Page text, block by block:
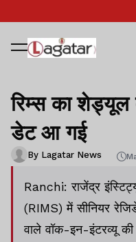
रिम्स का शेड्यूल
डेट आ गई
By Lagatar News
Ranchi: राजेंद्र
(RIMS) में सीनियर
वाले वॉक-इन-इंटरव्यू की